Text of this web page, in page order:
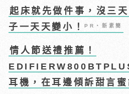
起床就先做件事，沒三
子一天天變小！PR・新素簡
情人節送禮推薦！
耳機，在耳邊傾訴甜言蜜